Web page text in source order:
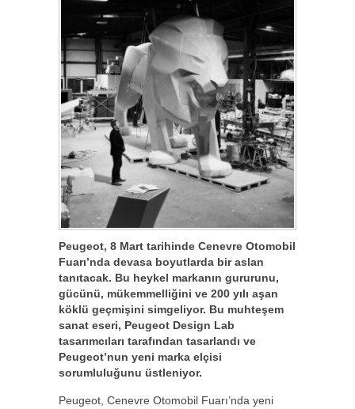
Peugeot, 8 Mart tarihinde Cenevre Otomobil
Fuarı’nda devasa boyutlarda bir aslan
tanıtacak. Bu heykel markanın gururunu,
gücünü, mükemmelliğini ve 200 yılı aşan
köklü geçmişini simgeliyor. Bu muhteşem
sanat eseri, Peugeot Design Lab
tasarımcıları tarafından tasarlandı ve
Peugeot’nun yeni marka elçisi
sorumluluğunu üstleniyor.
Peugeot, Cenevre Otomobil Fuarı’nda yeni